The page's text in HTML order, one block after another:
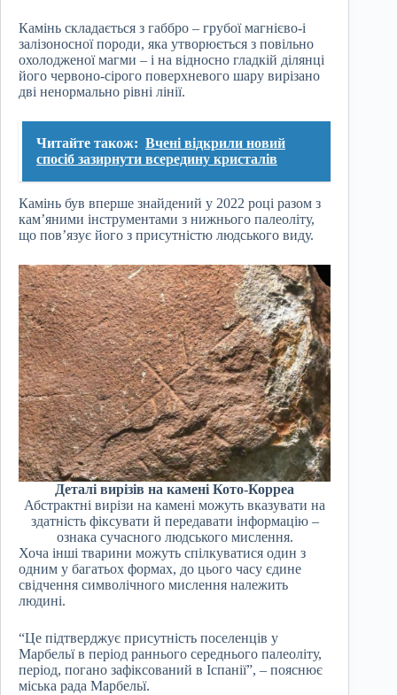
Камінь складається з габбро – грубої магнієво-і
залізоносної породи, яка утворюється з повільно
охолодженої магми – і на відносно гладкій ділянці
його червоно-сірого поверхневого шару вирізано
дві ненормально рівні лінії.
Читайте також: Вчені відкрили новий
спосіб зазирнути всередину кристалів
Камінь був вперше знайдений у 2022 році разом з
кам’яними інструментами з нижнього палеоліту,
що пов’язує його з присутністю людського виду.
Деталі вирізів на камені Кото-Корреа
Абстрактні вирізи на камені можуть вказувати на
здатність фіксувати й передавати інформацію –
ознака сучасного людського мислення.
Хоча інші тварини можуть спілкуватися один з
одним у багатьох формах, до цього часу єдине
свідчення символічного мислення належить
людині.
“Це підтверджує присутність поселенців у
Марбельї в період раннього середнього палеоліту,
період, погано зафіксований в Іспанії”, – пояснює
міська рада Марбельї.